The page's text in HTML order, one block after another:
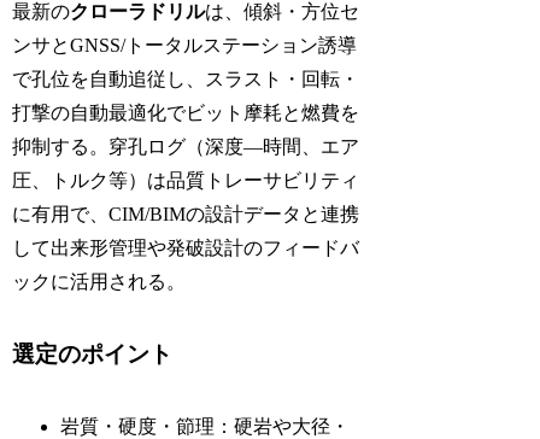
最新のクローラドリルは、傾斜・方位セ
ンサとGNSS/トータルステーション誘導
で孔位を自動追従し、スラスト・回転・
打撃の自動最適化でビット摩耗と燃費を
抑制する。穿孔ログ（深度—時間、エア
圧、トルク等）は品質トレーサビリティ
に有用で、CIM/BIMの設計データと連携
して出来形管理や発破設計のフィードバ
ックに活用される。
選定のポイント
岩質・硬度・節理：硬岩や大径・